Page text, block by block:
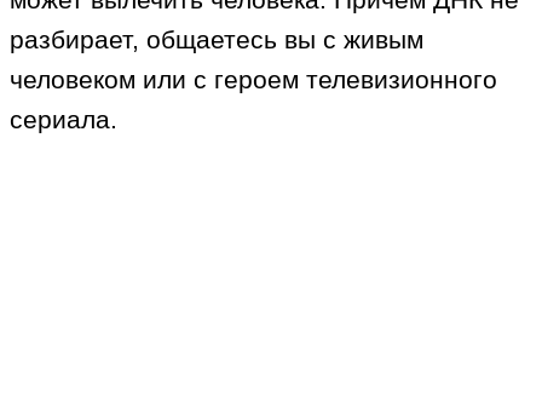
разбирает, общаетесь вы с живым
человеком или с героем телевизионного
сериала.